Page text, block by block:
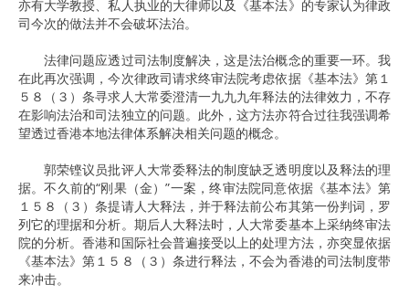
亦有大学教授、私人执业的大律师以及《基本法》的专家认为律政
司今次的做法并不会破坏法治。
法律问题应透过司法制度解决，这是法治概念的重要一环。我
在此再次强调，今次律政司请求终审法院考虑依据《基本法》第１
５８（３）条寻求人大常委澄清一九九九年释法的法律效力，不存
在影响法治和司法独立的问题。此外，这方法亦符合过往我强调希
望透过香港本地法律体系解决相关问题的概念。
郭荣铿议员批评人大常委释法的制度缺乏透明度以及释法的理
据。不久前的“刚果（金）”一案，终审法院同意依据《基本法》第
１５８（３）条提请人大释法，并于释法前公布其第一份判词，罗
列它的理据和分析。期后人大释法时，人大常委基本上采纳终审法
院的分析。香港和国际社会普遍接受以上的处理方法，亦突显依据
《基本法》第１５８（３）条进行释法，不会为香港的司法制度带
来冲击。